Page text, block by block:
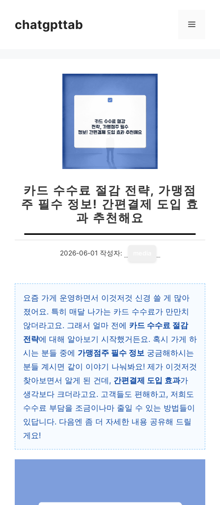
chatgpttab 메
카드 수수료 절감 전략, 가맹점
주 필수 정보! 간편결제 도입 효
과 추천해요
2026-06-01 작성자:
요즘 가게 운영하면서 이것저것 신경 쓸 게 많아
졌어요. 특히 매달 나가는 카드 수수료가 만만치
않더라고요. 그래서 얼마 전에 카드 수수료 절감
전략에 대해 알아보기 시작했거든요. 혹시 가게 하
시는 분들 중에 가맹점주 필수 정보 궁금해하시는
분들 계시면 같이 이야기 나눠봐요! 제가 이것저것
찾아보면서 알게 된 건데, 간편결제 도입 효과가
생각보다 크더라고요. 고객들도 편해하고, 저희도
수수료 부담을 조금이나마 줄일 수 있는 방법들이
있답니다. 다음엔 좀 더 자세한 내용 공유해 드릴
게요!